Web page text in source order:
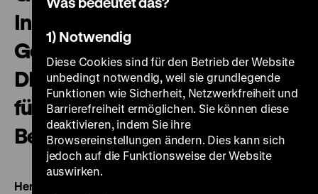
Instrumentalisierung der
Geschichtswissenschaft in der
DDR am Beispiel des Museums
für Deutsche Geschichte in
Berlin (1950 bis 1955)
Herausgegeben von:
1) Notwendig
Diese Cookies sind für den Betrieb der Website
unbedingt notwendig, weil sie grundlegende
Funktionen wie Sicherheit, Netzwerkfreiheit und
Barrierefreiheit ermöglichen. Sie können diese
deaktivieren, indem Sie ihre
Browsereinstellungen ändern. Dies kann sich
jedoch auf die Funktionsweise der Website
auswirken.